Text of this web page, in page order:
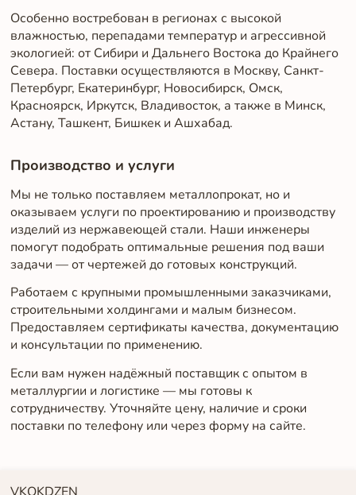
Особенно востребован в регионах с высокой
влажностью, перепадами температур и агрессивной
экологией: от Сибири и Дальнего Востока до Крайнего
Севера. Поставки осуществляются в Москву, Санкт-
Петербург, Екатеринбург, Новосибирск, Омск,
Красноярск, Иркутск, Владивосток, а также в Минск,
Астану, Ташкент, Бишкек и Ашхабад.
Производство и услуги
Мы не только поставляем металлопрокат, но и
оказываем услуги по проектированию и производству
изделий из нержавеющей стали. Наши инженеры
помогут подобрать оптимальные решения под ваши
задачи — от чертежей до готовых конструкций.
Работаем с крупными промышленными заказчиками,
строительными холдингами и малым бизнесом.
Предоставляем сертификаты качества, документацию
и консультации по применению.
Если вам нужен надёжный поставщик с опытом в
металлургии и логистике — мы готовы к
сотрудничеству. Уточняйте цену, наличие и сроки
поставки по телефону или через форму на сайте.